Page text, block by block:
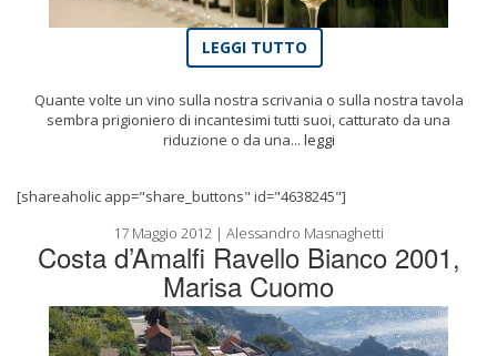
LEGGI TUTTO
Quante volte un vino sulla nostra scrivania o sulla nostra tavola
sembra prigioniero di incantesimi tutti suoi, catturato da una
riduzione o da una... leggi
[shareaholic app="share_buttons" id="4638245"]
17 Maggio 2012 | Alessandro Masnaghetti
Costa d’Amalfi Ravello Bianco 2001,
Marisa Cuomo